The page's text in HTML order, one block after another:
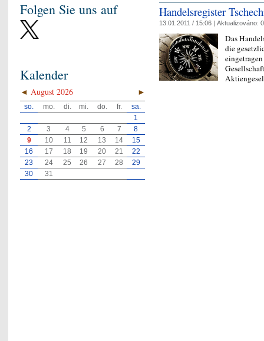
Handelsregister
13.01.2011 / 15:06 | Aktualizováno:
Das
die
Folgen Sie uns auf
Kalender
◄ ►
August 2026
so. mo. di. mi. do. fr.
sa.
1
2
3 4 5 6 7
8
9
10 11 12 13 14
15
16
17 18 19 20 21
22
23
24 25 26 27 28
29
30
31